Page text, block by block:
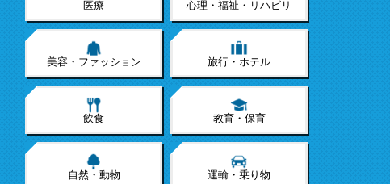
医療 心理・福祉・リハビリ
美容・ファッション 旅行・ホテル
飲食 教育・保育
自然・動物 運輸・乗り物